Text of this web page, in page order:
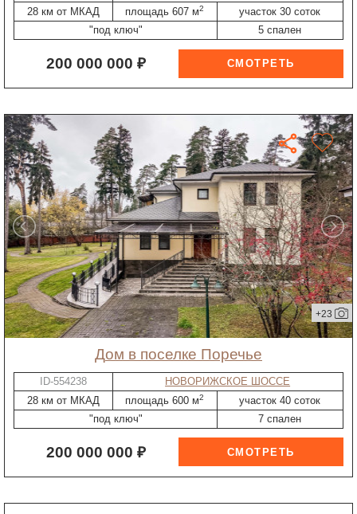
28 км от МКАД
площадь 607 м2
участок 30 соток
"под ключ"
5 спален
200 000 000 ₽
+23
дом в поселке Поречье
ID-554238
НОВОРИЖСКОЕ ШОССЕ
28 км от МКАД
площадь 600 м2
участок 40 соток
"под ключ"
7 спален
200 000 000 ₽